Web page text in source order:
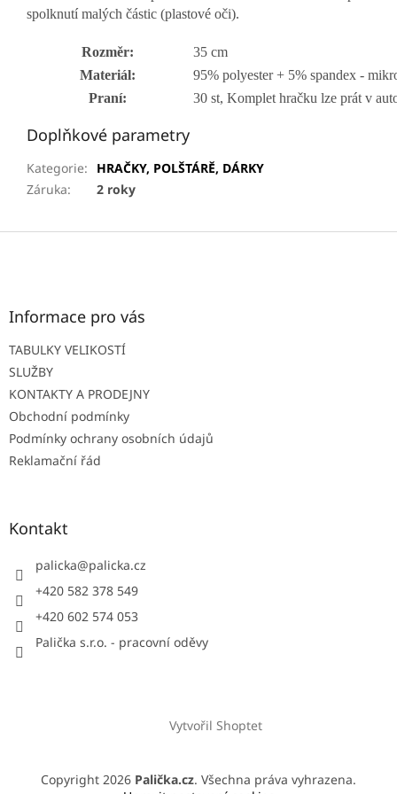
spolknutí malých částic (plastové oči).
Rozměr:
35 cm
Materiál:
95% polyester + 5% spandex -
Praní:
30 st, Komplet hračku lze prát v
Doplňkové parametry
Kategorie:
HRAČKY, POLŠTÁRĚ, DÁRKY
Záruka: 2 roky
Z
Informace pro vás
TABULKY VELIKOSTÍ
SLUŽBY
KONTAKTY A PRODEJNY
Obchodní podmínky
Podmínky ochrany osobních údajů
Reklamační řád
Kontakt
palicka@palicka.cz
+420 582 378 549
+420 602 574 053
Palička s.r.o. - pracovní oděvy
Vytvořil Shoptet
Copyright 2026 Palička.cz. Všechna práva vyhrazena.